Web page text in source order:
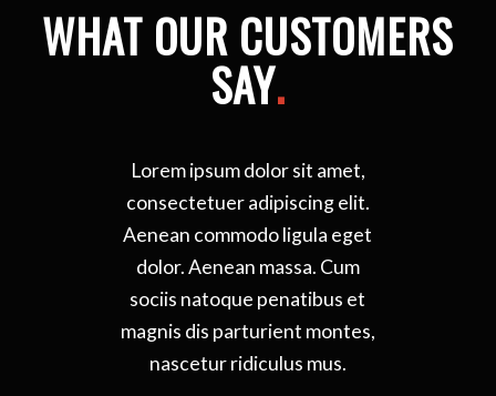
WHAT OUR CUSTOMERS
SAY.
Lorem ipsum dolor sit amet,
consectetuer adipiscing elit.
Aenean commodo ligula eget
dolor. Aenean massa. Cum
sociis natoque penatibus et
magnis dis parturient montes,
nascetur ridiculus mus.